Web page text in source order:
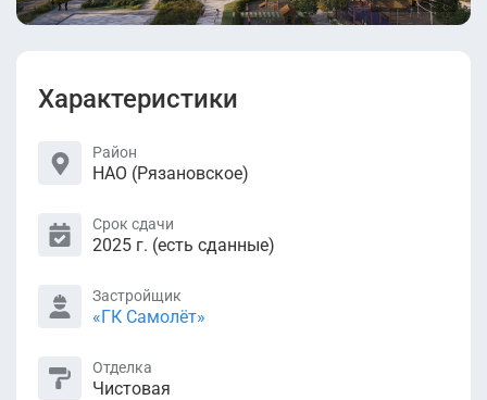
Характеристики
Район
НАО (Рязановское)
Срок сдачи
2025 г. (есть сданные)
Застройщик
«ГК Самолёт»
Отделка
Чистовая